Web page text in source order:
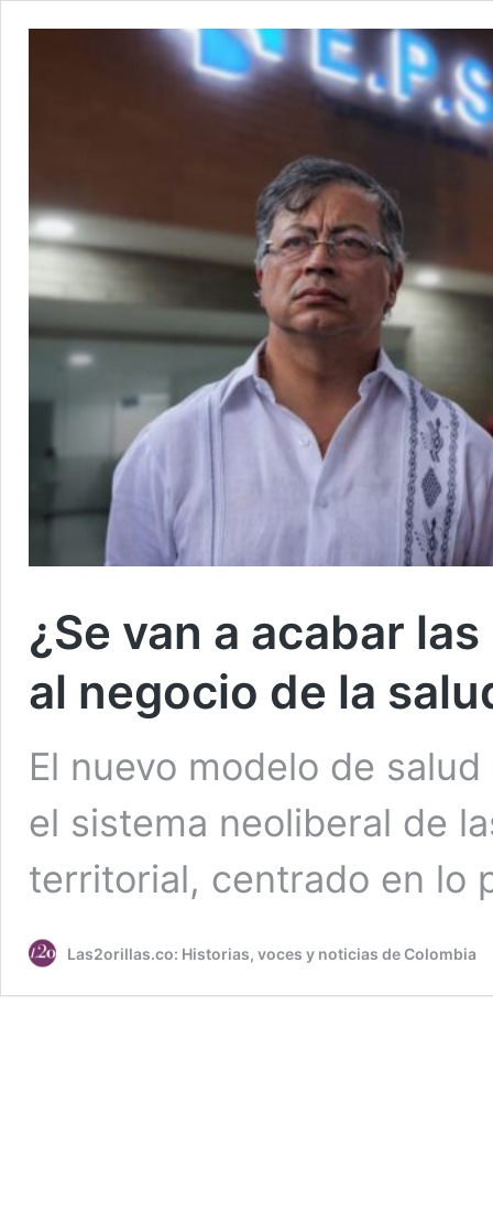
¿Se van a acabar
al negocio de la
El nuevo modelo de
el sistema neoliberal de
territorial, centrado en lo
Las2orillas.co: Historias, voces y noticias de Colombia